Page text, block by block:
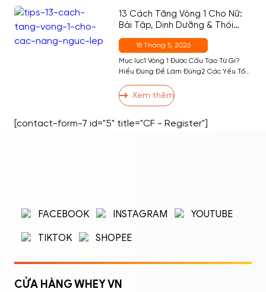
Theo Khẩu Phần5 5. Ăn Bánh Bò […]
13 Cách Tăng Vòng 1 Cho Nữ:
Bài Tập, Dinh Dưỡng & Thói
Quen Hiệu Quả Nhất
18 Tháng 5, 2026
Mục lục1 Vòng 1 Được Cấu Tạo Từ Gì?
Hiểu Đúng Để Làm Đúng2 Các Yếu Tố
Cách Tăng Vòng 1 Hiệu Quả3.1 Nhóm 1:
Bài Tập Phát Triển Cơ Ngực3.2 Nhóm 2:
Nhóm 3: Thói Quen và Kỹ Thuật […]
Xem thêm
Nhập tên đăng nhập/email và mật khẩu để
[contact-form-7 id="5" title="CF - Register"]
FACEBOOK INSTAGRAM
YOUTUBE
TIKTOK
SHOPEE
CỬA HÀNG WHEY VN